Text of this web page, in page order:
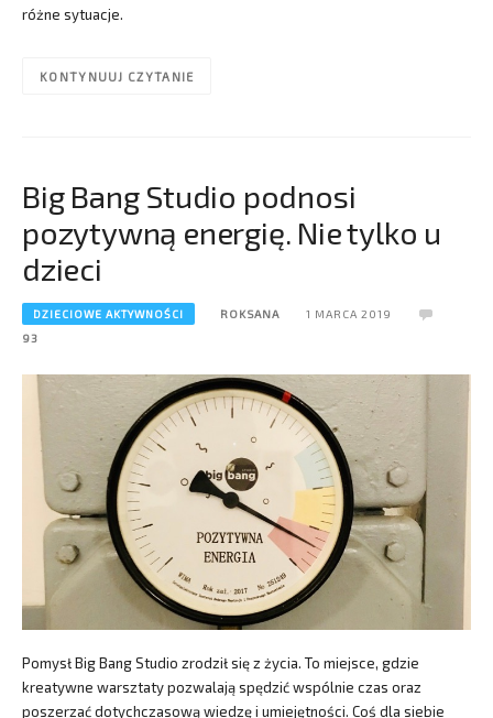
różne sytuacje.
KONTYNUUJ CZYTANIE
Big Bang Studio podnosi
pozytywną energię. Nie tylko u
dzieci
DZIECIOWE AKTYWNOŚCI ROKSANA
1 MARCA 2019
93
Pomysł Big Bang Studio zrodził się z życia. To miejsce, gdzie
kreatywne warsztaty pozwalają spędzić wspólnie czas oraz
poszerzać dotychczasową wiedzę i umiejętności. Coś dla siebie